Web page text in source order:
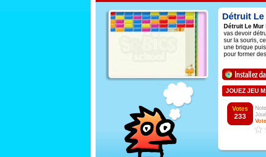
Détruit
Détruit Le Mur
vas devoir
sur la souris,
une brique
pour former
JOUEZ JEU
Votes
233